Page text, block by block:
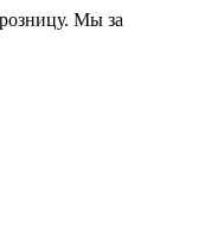
Мы за